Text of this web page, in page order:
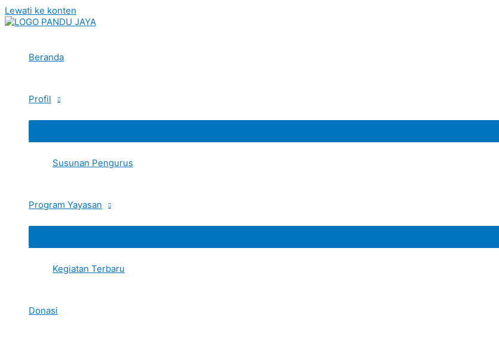
Lewati ke konten
Beranda
Profil
Susunan Pengurus
Program Yayasan
Kegiatan Terbaru
Donasi